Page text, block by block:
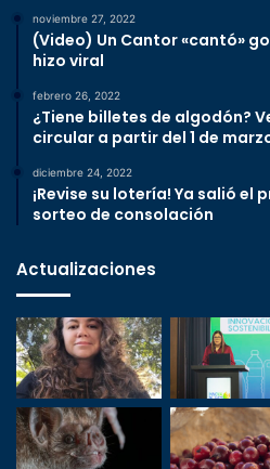
noviembre 27, 2022
(Video) Un Cantor «cantó»
hizo viral
febrero 26, 2022
¿Tiene billetes de algodón?
circular a partir del 1 de
diciembre 24, 2022
¡Revise su lotería! Ya salió el
sorteo de consolación
Actualizaciones